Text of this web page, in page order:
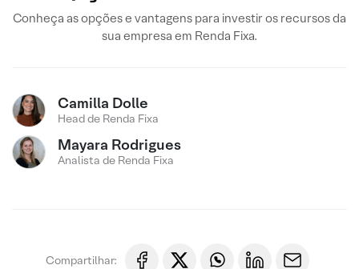
Conheça as opções e vantagens para investir os recursos da
sua empresa em Renda Fixa.
Camilla Dolle
Head de Renda Fixa
Mayara Rodrigues
Analista de Renda Fixa
Compartilhar: